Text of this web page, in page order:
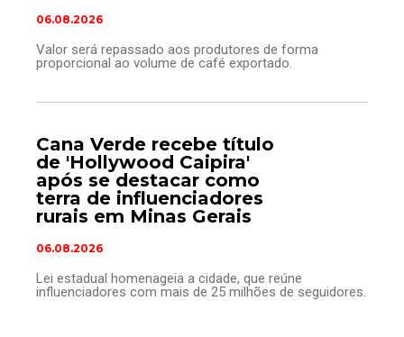
06.08.2026
Valor será repassado aos produtores de forma
proporcional ao volume de café exportado.
Cana Verde recebe título
de 'Hollywood Caipira'
após se destacar como
terra de influenciadores
rurais em Minas Gerais
06.08.2026
Lei estadual homenageia a cidade, que reúne
influenciadores com mais de 25 milhões de seguidores.